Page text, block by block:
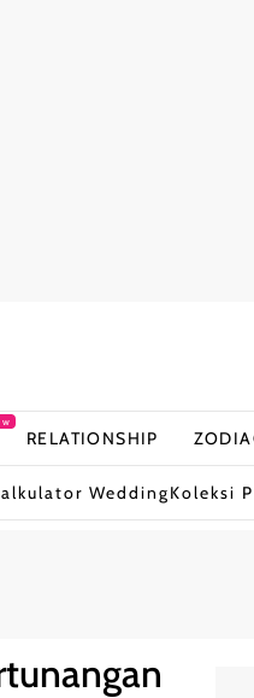
RELATIONSHIP
WeddingKoleksi